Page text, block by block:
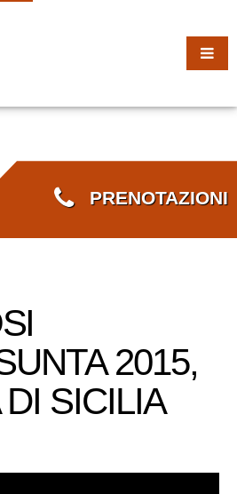
PRENOTAZIONI
2015,
SICILIA